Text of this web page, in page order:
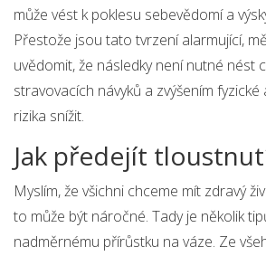
může vést k poklesu sebevědomí a
Přestože jsou tato tvrzení alarmující,
uvědomit, že následky není nutné nést
stravovacích návyků a zvýšením
rizika snížit.
Jak předejít
Myslím, že všichni chceme mít zdravý
to může být náročné. Tady je několik
nadměrnému přírůstku na váze. Ze